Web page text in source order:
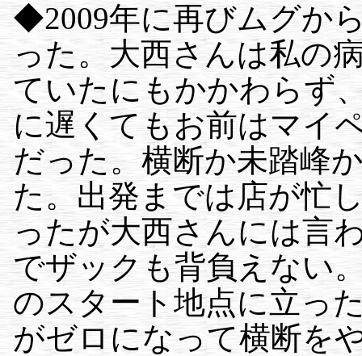
◆2009年に再びムグか
った。大西さんは私の
ていたにもかかわらず
に遅くてもお前はマイ
だった。横断か未踏峰
た。出発までは店が忙
ったが大西さんには言
でザックも背負えない
のスタート地点に立っ
がゼロになって横断を